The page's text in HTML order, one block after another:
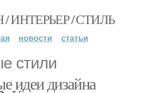
ИНТЕРЬЕР / СТИЛЬ
новости статьи
стили
идеи дизайна